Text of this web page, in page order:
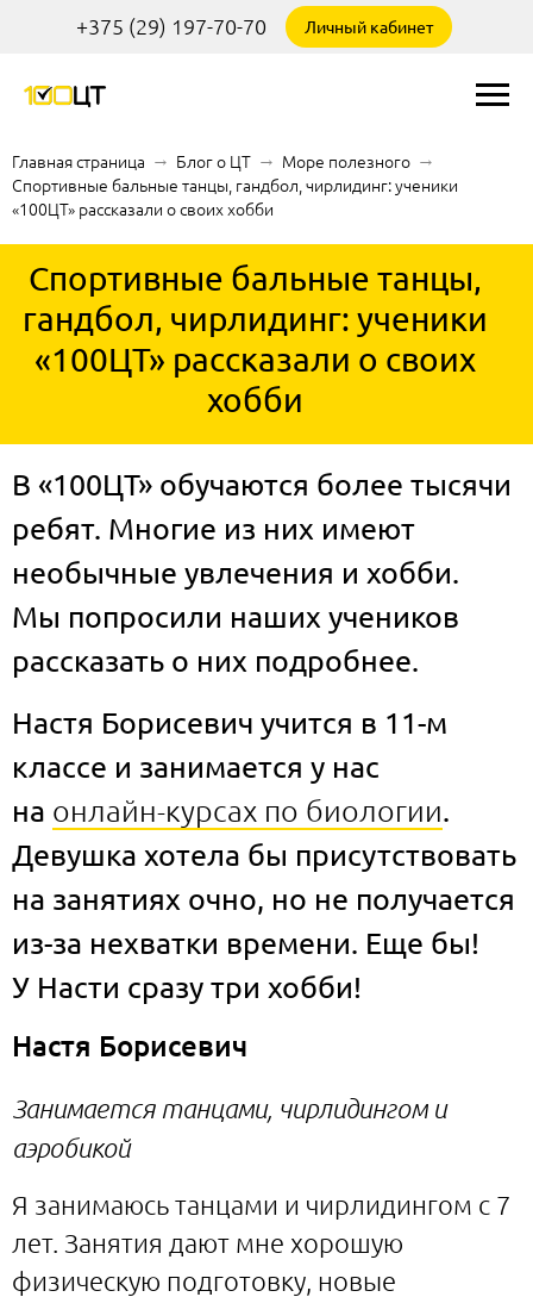
+375 (29) 197-70-70 Личный кабинет
Главная страница → Блог о ЦТ → Море полезного →
Спортивные бальные танцы, гандбол, чирлидинг: ученики
«100ЦТ» рассказали о своих хобби
Спортивные бальные танцы,
гандбол, чирлидинг: ученики
«100ЦТ» рассказали о своих
хобби
В «100ЦТ» обучаются более тысячи
ребят. Многие из них имеют
необычные увлечения и хобби.
Мы попросили наших учеников
рассказать о них подробнее.
Настя Борисевич учится в 11-м
классе и занимается у нас
на онлайн-курсах по биологии.
Девушка хотела бы присутствовать
на занятиях очно, но не получается
из-за нехватки времени. Еще бы!
У Насти сразу три хобби!
Настя Борисевич
Занимается танцами, чирлидингом и
аэробикой
Я занимаюсь танцами и чирлидингом с 7
лет. Занятия дают мне хорошую
физическую подготовку, новые